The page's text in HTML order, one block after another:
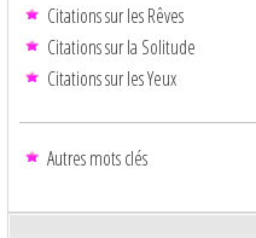
Citations sur les Rêves
Citations sur la Solitude
Citations sur les Yeux
Autres mots clés